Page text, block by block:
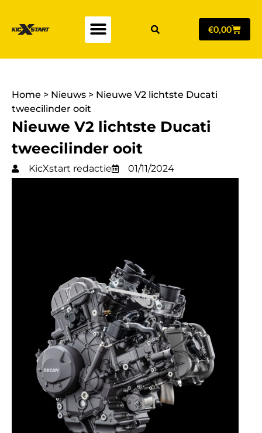
€0,00
Home > Nieuws > Nieuwe V2 lichtste Ducati
tweecilinder ooit
Nieuwe V2 lichtste Ducati
tweecilinder ooit
KicXstart redactie 01/11/2024